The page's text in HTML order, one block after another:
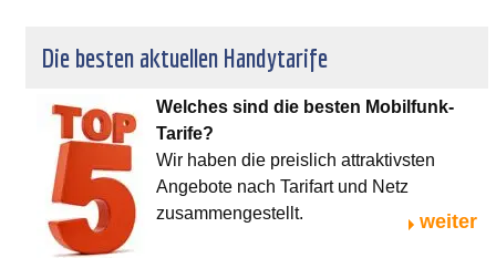
Die besten aktuellen Handytarife
Welches sind die besten Mobilfunk-
Tarife?
Wir haben die preislich attraktivsten
Angebote nach Tarifart und Netz
zusammengestellt.
weiter